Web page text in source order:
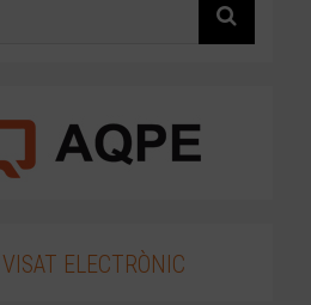
VISAT ELECTRÒNIC